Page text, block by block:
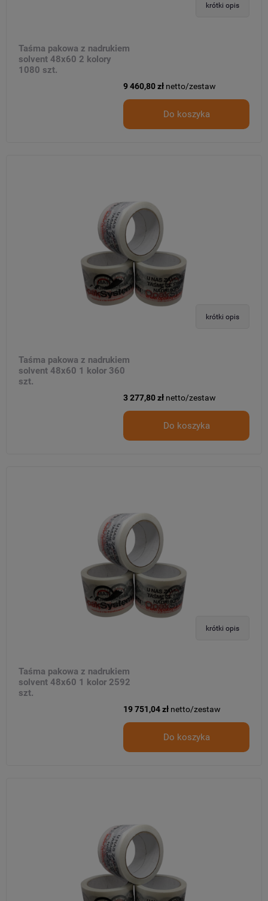
krótki opis
Taśma pakowa z nadrukiem
solvent 48x60 2 kolory
1080 szt.
9 460,80 zł netto/zestaw
Do koszyka
krótki opis
Taśma pakowa z nadrukiem
solvent 48x60 1 kolor 360
szt.
3 277,80 zł netto/zestaw
Do koszyka
krótki opis
Taśma pakowa z nadrukiem
solvent 48x60 1 kolor 2592
szt.
19 751,04 zł netto/zestaw
Do koszyka